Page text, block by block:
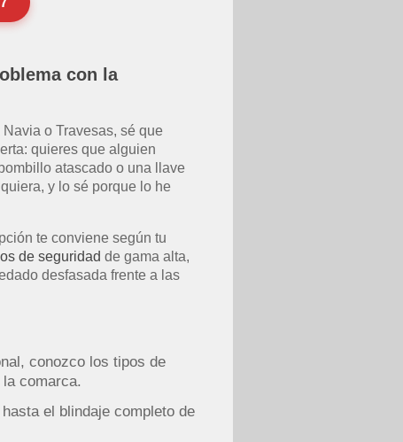
con la
o Travesas, sé que
quieres que alguien
atascado o una llave
y lo sé porque lo he
te conviene según tu
de seguridad de gama alta,
desfasada frente a las
conozco los tipos de
comarca.
el blindaje completo de